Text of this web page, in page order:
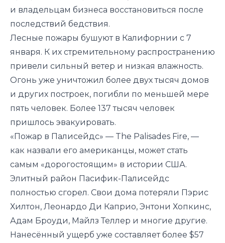
и владельцам бизнеса восстановиться после
последствий бедствия.
Лесные пожары бушуют в Калифорнии с 7
января. К их стремительному распространению
привели сильный ветер и низкая влажность.
Огонь уже уничтожил более двух тысяч домов
и других построек, погибли по меньшей мере
пять человек. Более 137 тысяч человек
пришлось эвакуировать.
«Пожар в Палисейдс» — The Palisades Fire, —
как назвали его американцы, может стать
самым «дорогостоящим» в истории США.
Элитный район Пасифик-Палисейдс
полностью сгорел. Свои дома потеряли Пэрис
Хилтон, Леонардо Ди Каприо, Энтони Хопкинс,
Адам Броуди, Майлз Теллер и многие другие.
Нанесённый ущерб уже составляет более $57